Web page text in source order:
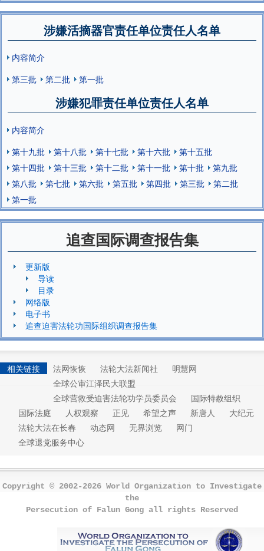
涉嫌活摘器官责任单位责任人名单
内容简介
第三批
第二批 第一批
涉嫌犯罪责任单位责任人名单
内容简介
第十九批
第十八批 第十七批 第十六批
第十五批
第十四批
第十三批 第十二批 第十一批 第十批
第九批
第八批
第七批 第六批 第五批 第四批 第三批
第二批
第一批
追查国际调查报告集
更新版
导读
目录
网络版
电子书
追查迫害法轮功国际组织调查报告集
相关链接 法网恢恢 法轮大法新闻社
明慧网
全球公审江泽民大联盟
全球营救受迫害法轮功学员委员会
国际特赦组织
国际法庭
人权观察 正见 希望之声 新唐人
大纪元
法轮大法在长春
动态网 无界浏览
网门
全球退党服务中心
Copyright © 2002-2026 World Organization to Investigate
the
Persecution of Falun Gong all rights Reserved